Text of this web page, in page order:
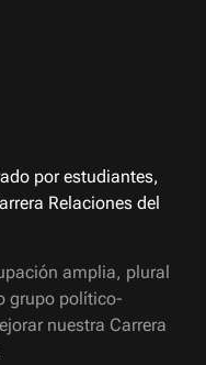
por estudiantes,
Relaciones del
amplia, plural
grupo político-
nuestra Carrera